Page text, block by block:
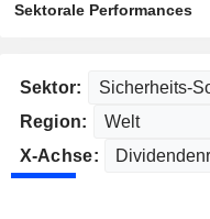
Sektorale Performances
Sektor:
Region:
X-Achse: